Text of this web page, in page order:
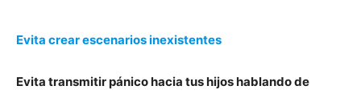
Evita crear escenarios inexistentes
Evita transmitir pánico hacia tus hijos hablando de